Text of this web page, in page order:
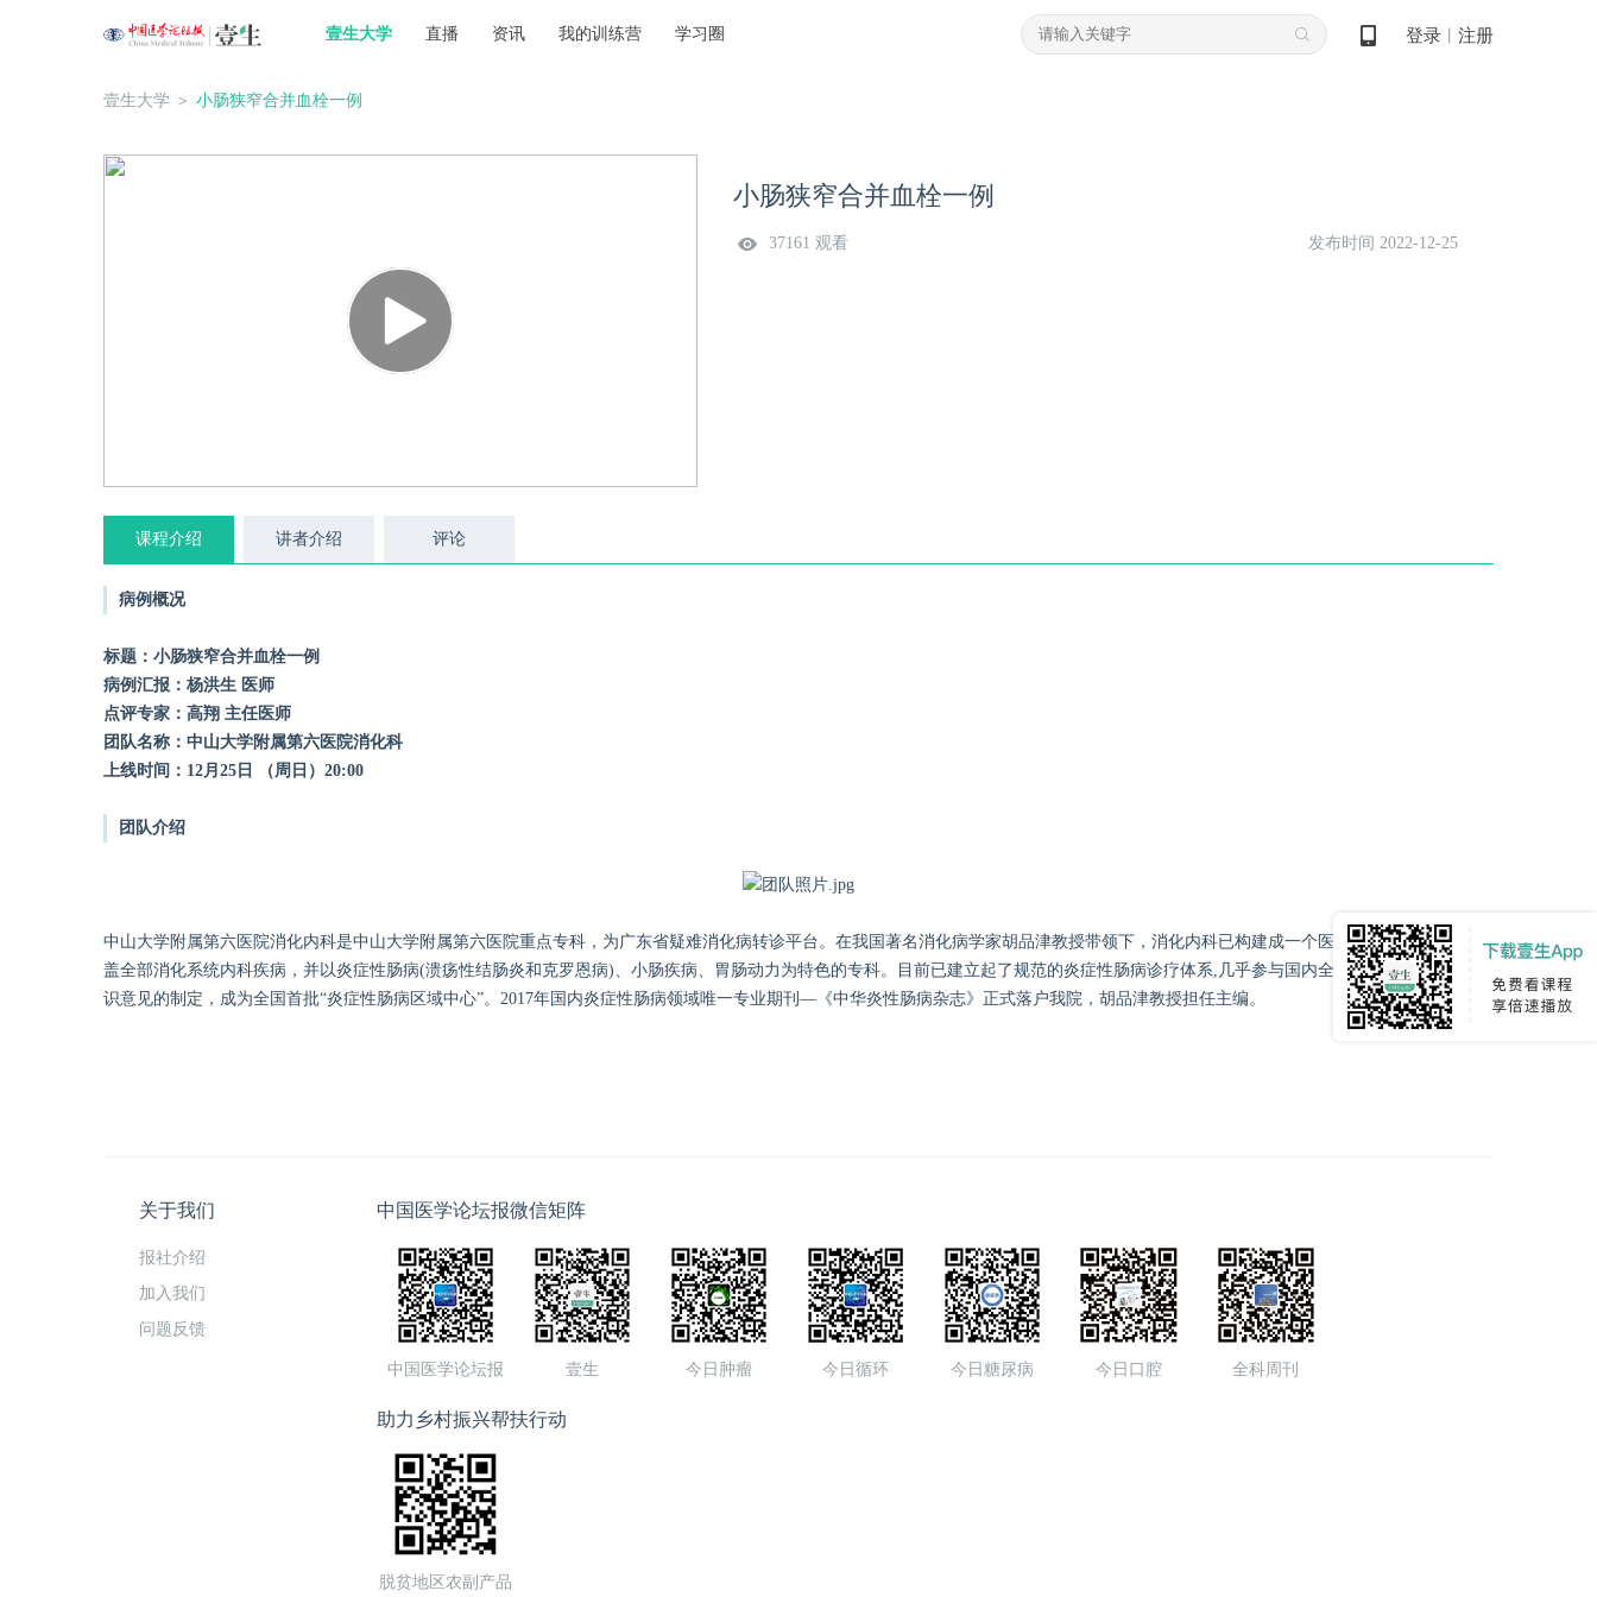
壹生大学 直播 资讯 我的训练营 学习圈 登录 注册
壹生大学 ＞ 小肠狭窄合并血栓一例
小肠狭窄合并血栓一例
37161 观看 发布时间 2022-12-25
课程介绍 讲者介绍 评论
病例概况
标题：小肠狭窄合并血栓一例
病例汇报：杨洪生 医师
点评专家：高翔 主任医师
团队名称：中山大学附属第六医院消化科
上线时间：12月25日 （周日）20:00
团队介绍
中山大学附属第六医院消化内科是中山大学附属第六医院重点专科，为广东省疑难消化病转诊平台。在我国著名消化病学家胡品津教授带领下，消化内科已构建成一个医疗技术先进、病种覆
盖全部消化系统内科疾病，并以炎症性肠病(溃疡性结肠炎和克罗恩病)、小肠疾病、胃肠动力为特色的专科。目前已建立起了规范的炎症性肠病诊疗体系,几乎参与国内全部炎症性肠病相关共
识意见的制定，成为全国首批“炎症性肠病区域中心”。2017年国内炎症性肠病领域唯一专业期刊—《中华炎性肠病杂志》正式落户我院，胡品津教授担任主编。
关于我们
报社介绍
加入我们
问题反馈
中国医学论坛报微信矩阵
中国医学论坛报 壹生 今日肿瘤 今日循环 今日糖尿病 今日口腔 全科周刊
助力乡村振兴帮扶行动
脱贫地区农副产品